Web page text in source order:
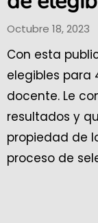
Octubre 18, 2023
Con esta
elegibles para
docente. Le
resultados y
propiedad de
proceso de